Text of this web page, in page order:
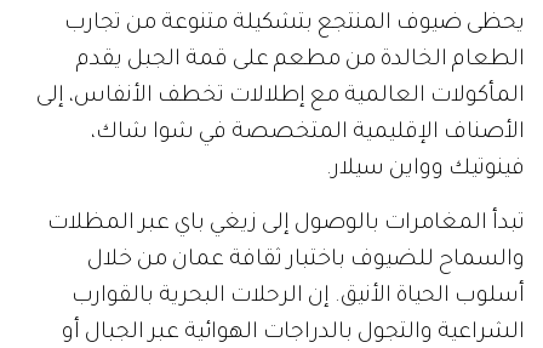
يحظى ضيوف المنتجع بتشكيلة متنوعة من تجارب
الطعام الخالدة من مطعم على قمة الجبل يقدم
المأكولات العالمية مع إطلالات تخطف الأنفاس، إلى
الأصناف الإقليمية المتخصصة في شوا شاك،
فينوتيك وواين سيلار.
تبدأ المغامرات بالوصول إلى زيغي باي عبر المظلات
والسماح للضيوف باختبار ثقافة عمان من خلال
أسلوب الحياة الأنيق. إن الرحلات البحرية بالقوارب
الشراعية والتجول بالدراجات الهوائية عبر الجبال أو